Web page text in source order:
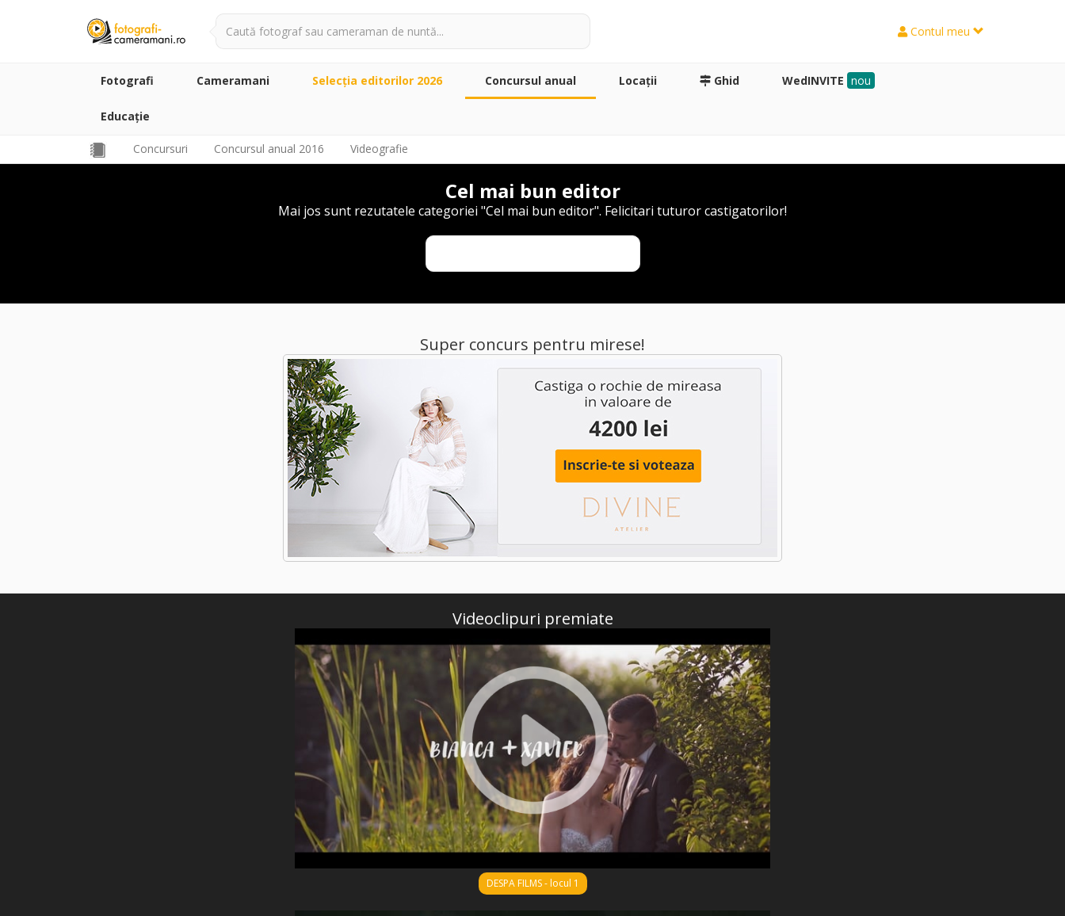
Contul meu
Fotografi Cameramani Selecţia editorilor 2026 Concursul anual Locaţii Ghid WedINVITE nou
Educație
Concursuri Concursul anual 2016 Videografie
Cel mai bun editor
Mai jos sunt rezutatele categoriei "Cel mai bun editor". Felicitari tuturor castigatorilor!
Super concurs pentru mirese!
Videoclipuri premiate
DESPA FILMS - locul 1